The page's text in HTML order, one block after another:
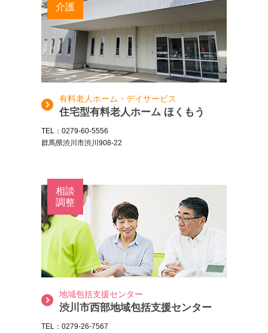
介護
有料老人ホーム・デイサービス
住宅型有料老人ホーム ほくもう
TEL：0279-60-5556
群馬県渋川市渋川908-22
相談
調整
地域包括支援センター
渋川市西部地域包括支援センター
TEL：0279-26-7567